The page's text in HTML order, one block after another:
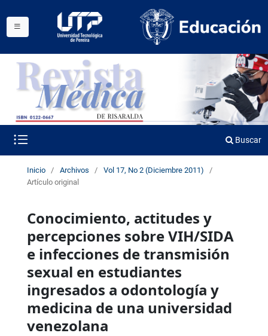
Buscar
Inicio / Archivos / Vol 17, No 2 (Diciembre 2011)
/
Artículo original
Conocimiento, actitudes y
percepciones sobre VIH/SIDA
e infecciones de transmisión
sexual en estudiantes
ingresados a odontología y
medicina de una universidad
venezolana